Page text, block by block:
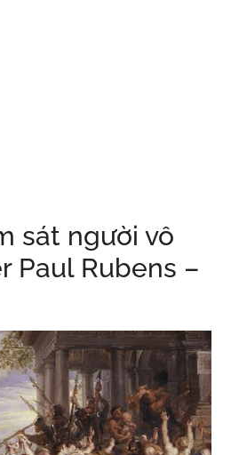
sát người vô
Paul Rubens –